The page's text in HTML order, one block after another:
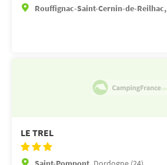
Rouffignac-Saint-Cernin-de-Reilhac,
LE TREL